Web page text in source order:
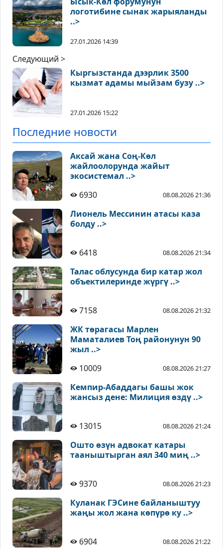
логотибине сынак жарыяланды
..>
27.01.2026 14:39
Следующий >
Кыргызстанда дээрлик 3500
кызмат адамы мыйзам бузу ..>
27.01.2026 15:22
Последние новости
Аксай жана Соң-Көл
жайлоолорунда жайыт
экосистемал ..>
6930
08.08.2026 21:36
Лионель Мессинин атасы каза
болду ..>
6418 08.08.2026 21:34
Талас облусунда бир катар жол
объектилеринде жүргү ..>
7158 08.08.2026 21:32
ЖК төрагасы Марлен
Маматалиев Тоң районунун 90
жыл ..>
10009
08.08.2026 21:27
Кемпир-Абаддагы башы жок
жансыз дене: Милиция өздү ..>
13015 08.08.2026 21:24
Ошто өзүн адвокат катары
тааныштырган аял 340 миң ..>
9370 08.08.2026 21:23
Куланак ГЭСине байланыштуу
жаңы жол жана көпүрө ку ..>
6904 08.08.2026 21:22